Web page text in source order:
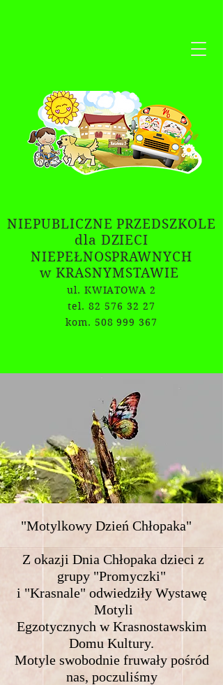
NIEPUBLICZNE PRZEDSZKOLE
dla DZIECI
NIEPEŁNOSPRAWNYCH
w KRASNYMSTAWIE
ul. KWIATOWA 2
tel. 82 576 32 27
kom. 508 999 367
"Motylkowy Dzień Chłopaka"
Z okazji Dnia Chłopaka dzieci z
grupy "Promyczki"
i "Krasnale" odwiedziły Wystawę
Motyli
Egzotycznych w Krasnostawskim
Domu Kultury.
Motyle swobodnie fruwały pośród
nas, poczuliśmy